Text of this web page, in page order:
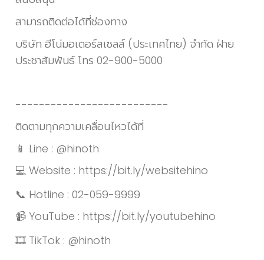
สามารถติดต่อได้ที่ช่องทาง
บริษัท ฮีโน่มอเตอร์สเซลส์ (ประเทศไทย) จำกัด ฝ่าย
ประชาสัมพันธ์ โทร 02-900-5000
--------------------------
ติดตามทุกความเคลื่อนไหวได้ที่
📱 Line : @hinoth
💻 Website : https://bit.ly/websitehino
📞 Hotline : 02-059-9999
📹 YouTube : https://bit.ly/youtubehino
🎞 TikTok : @hinoth